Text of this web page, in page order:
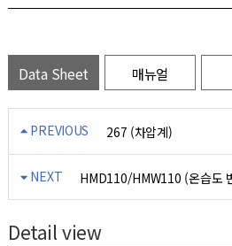
Data Sheet 매뉴얼
PREVIOUS 267 (차압계)
NEXT HMD110/HMW110 (온습도
Detail view